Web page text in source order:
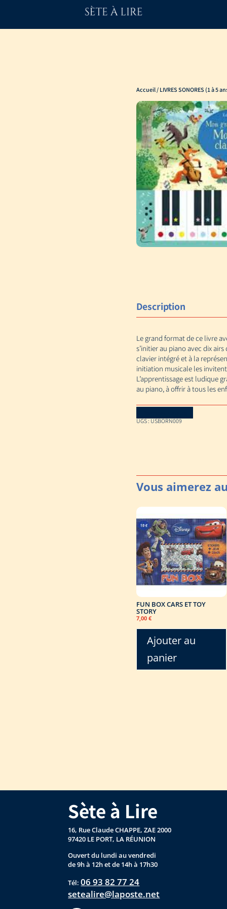
Accueil/ LIVRES SONORES (1 à 5
Description
Le grand format de ce livre
s’initier au piano avec dix
clavier intégré et à la
initiation musicale les
L’apprentissage est ludique
au piano, à offrir à tous les
UGS :USBORN009
FUN BOX CARS ET TOY
STORY
7,00 €
Ajouter au
panier
Sète à Lire
16, Rue Claude CHAPPE, ZAE 2000
97420 LE PORT, LA RÉUNION
Ouvert du lundi au vendredi
de 9h à 12h et de 14h à 17h30
Tél:06 93 82 77 24
setealire@laposte.net